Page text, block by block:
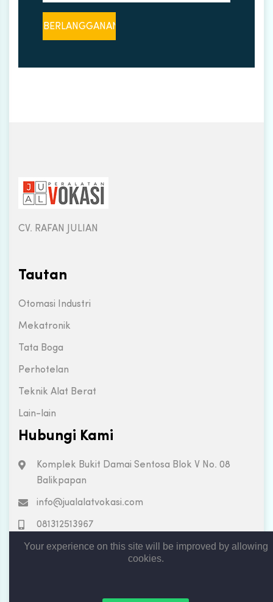
CV. RAFAN JULIAN
Tautan
Otomasi Industri
Mekatronik
Tata Boga
Perhotelan
Teknik Alat Berat
Lain-lain
Hubungi Kami
Komplek Bukit Damai Sentosa Blok V No. 08
Balikpapan
info@jualalatvokasi.com
081312513967
Your experience on this site will be improved by allowing
cookies.